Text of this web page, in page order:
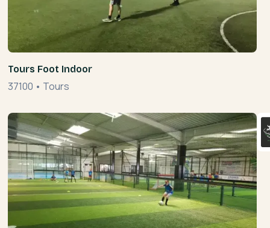
Tours Foot Indoor
37100 • Tours